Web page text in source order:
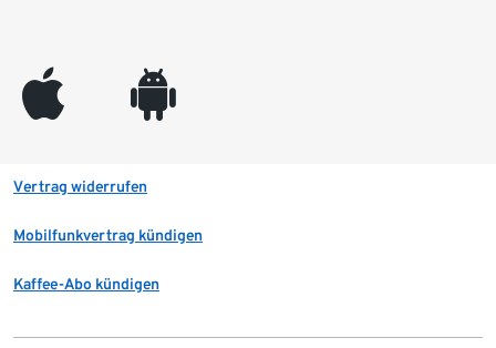
appleinc android
Vertrag widerrufen
Mobilfunkvertrag kündigen
Kaffee-Abo kündigen